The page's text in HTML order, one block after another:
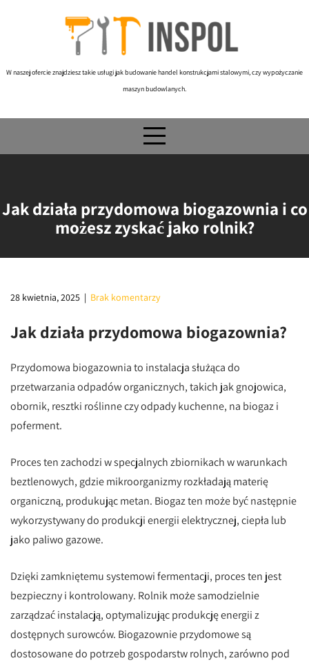
W naszej ofercie znajdziesz takie usługi jak budowanie handel konstrukcjami stalowymi, czy wypożyczanie
maszyn budowlanych.
Jak działa przydomowa biogazownia i co
możesz zyskać jako rolnik?
28 kwietnia, 2025 | Brak komentarzy
Jak działa przydomowa biogazownia?
Przydomowa biogazownia to instalacja służąca do
przetwarzania odpadów organicznych, takich jak gnojowica,
obornik, resztki roślinne czy odpady kuchenne, na biogaz i
poferment.
Proces ten zachodzi w specjalnych zbiornikach w warunkach
beztlenowych, gdzie mikroorganizmy rozkładają materię
organiczną, produkując metan. Biogaz ten może być następnie
wykorzystywany do produkcji energii elektrycznej, ciepła lub
jako paliwo gazowe.
Dzięki zamkniętemu systemowi fermentacji, proces ten jest
bezpieczny i kontrolowany. Rolnik może samodzielnie
zarządzać instalacją, optymalizując produkcję energii z
dostępnych surowców. Biogazownie przydomowe są
dostosowane do potrzeb gospodarstw rolnych, zarówno pod